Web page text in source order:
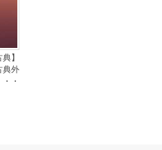
】
典外
・